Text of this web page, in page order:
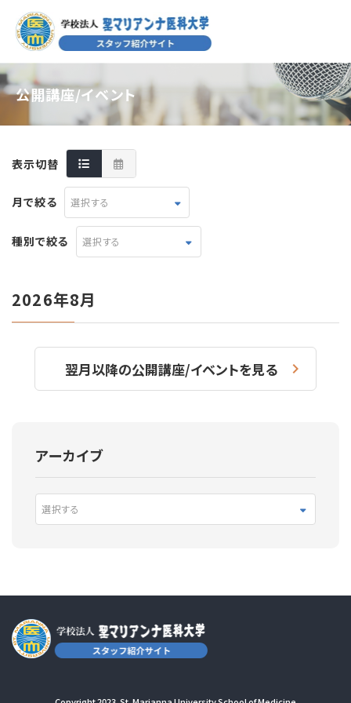
公開講座/イベント
表示切替
月で絞る 選択する
種別で絞る 選択する
2026年8月
翌月以降の公開講座/イベントを見る
アーカイブ
選択する